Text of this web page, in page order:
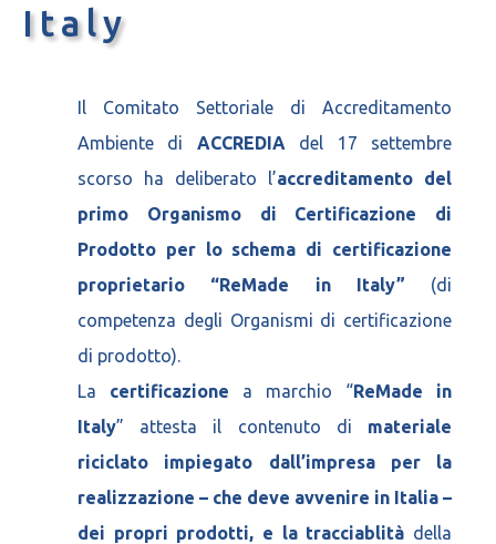
Italy
Il Comitato Settoriale di Accreditamento
Ambiente di ACCREDIA del 17 settembre
scorso ha deliberato l’accreditamento del
primo Organismo di Certificazione di
Prodotto per lo schema di certificazione
proprietario “ReMade in Italy” (di
competenza degli Organismi di certificazione
di prodotto).
La certificazione a marchio “ReMade in
Italy” attesta il contenuto di materiale
riciclato impiegato dall’impresa per la
realizzazione – che deve avvenire in Italia –
dei propri prodotti, e la tracciablità della